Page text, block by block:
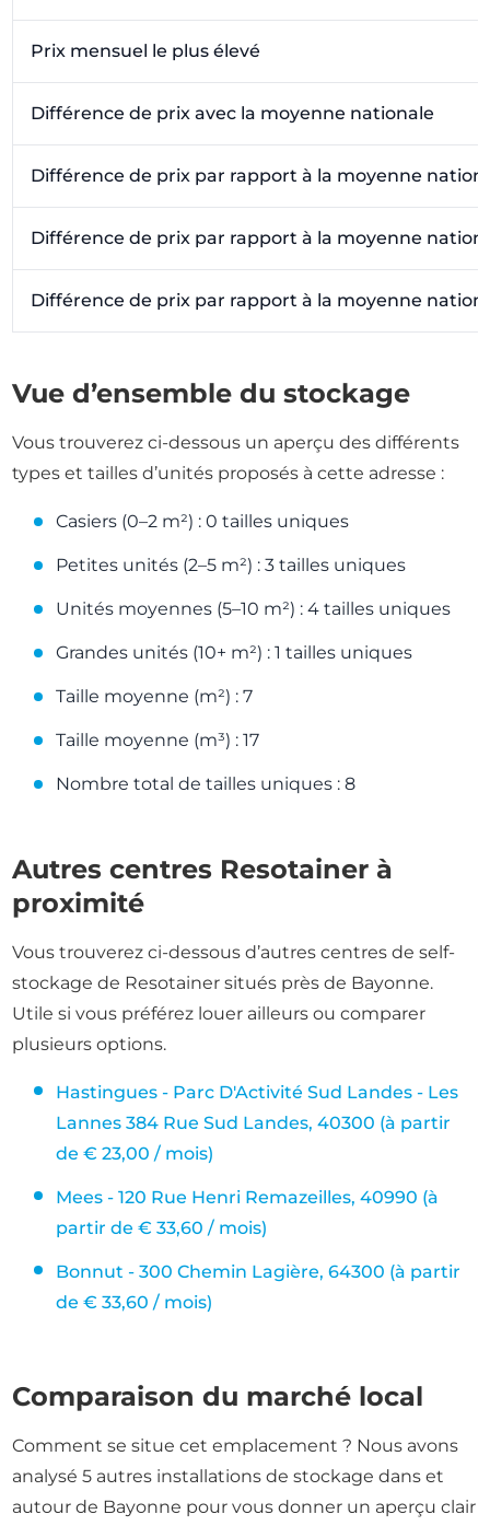
Prix mensuel le plus élevé
Différence de prix avec la moyenne nationale
Différence de prix par rapport à la moyenne
Différence de prix par rapport à la moyenne
Différence de prix par rapport à la moyenne
Vue d’ensemble du stockage
Vous trouverez ci-dessous un aperçu des différents
types et tailles d’unités proposés à cette adresse :
Casiers (0–2 m²) : 0 tailles uniques
Petites unités (2–5 m²) : 3 tailles uniques
Unités moyennes (5–10 m²) : 4 tailles uniques
Grandes unités (10+ m²) : 1 tailles uniques
Taille moyenne (m²) : 7
Taille moyenne (m³) : 17
Nombre total de tailles uniques : 8
Autres centres Resotainer à
proximité
Vous trouverez ci-dessous d’autres centres de self-
stockage de Resotainer situés près de Bayonne.
Utile si vous préférez louer ailleurs ou comparer
plusieurs options.
Hastingues - Parc D'Activité Sud Landes - Les
Lannes 384 Rue Sud Landes, 40300 (à partir
de € 23,00 / mois)
Mees - 120 Rue Henri Remazeilles, 40990 (à
partir de € 33,60 / mois)
Bonnut - 300 Chemin Lagière, 64300 (à partir
de € 33,60 / mois)
Comparaison du marché local
Comment se situe cet emplacement ? Nous avons
analysé 5 autres installations de stockage dans et
autour de Bayonne pour vous donner un aperçu clair